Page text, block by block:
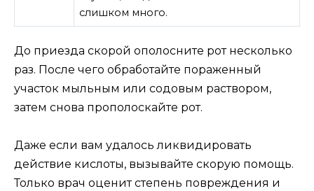
слишком много.
До приезда скорой ополосните рот несколько
раз. После чего обработайте пораженный
участок мыльным или содовым раствором,
затем снова прополоскайте рот.
Даже если вам удалось ликвидировать
действие кислоты, вызывайте скорую помощь.
Только врач оценит степень повреждения и